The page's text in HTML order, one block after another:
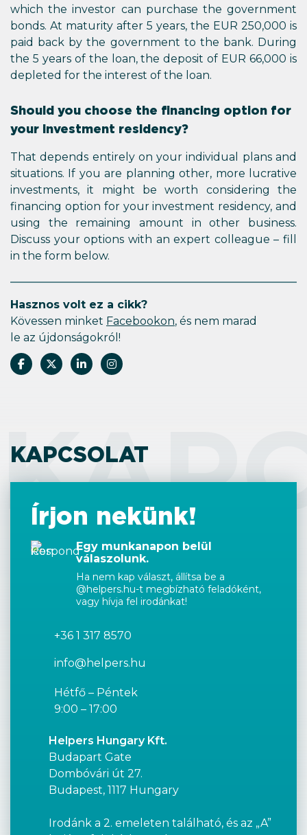
which the investor can purchase the government
bonds. At maturity after 5 years, the EUR 250,000 is
paid back by the government to the bank. During
the 5 years of the loan, the deposit of EUR 66,000 is
depleted for the interest of the loan.
Should you choose the financing option for
your investment residency?
That depends entirely on your individual plans and
situations. If you are planning other, more lucrative
investments, it might be worth considering the
financing option for your investment residency, and
using the remaining amount in other business.
Discuss your options with an expert colleague – fill
in the form below.
Hasznos volt ez a cikk?
Kövessen minket Facebookon, és nem marad
le az újdonságokról!
KAPCSOLAT
Írjon nekünk!
Egy munkanapon belül
válaszolunk.
Ha nem kap választ, állítsa be a
@helpers.hu-t megbízható feladóként,
vagy hívja fel irodánkat!
+36 1 317 8570
info@helpers.hu
Hétfő – Péntek
9:00 – 17:00
Helpers Hungary Kft.
Budapart Gate
Dombóvári út 27.
Budapest, 1117 Hungary
Irodánk a 2. emeleten található, és az „A”